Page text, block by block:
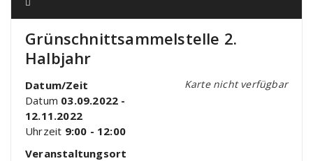
Grünschnittsammelstelle 2.
Halbjahr
Karte nicht verfügbar
Datum/Zeit
Datum 03.09.2022 -
12.11.2022
Uhrzeit 9:00 - 12:00
Veranstaltungsort